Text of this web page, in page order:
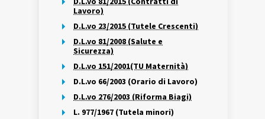
Lavoro)
D.L.vo 23/2015 (Tutele Crescenti)
D.L.vo 81/2008 (Salute e
Sicurezza)
D.L.vo 151/2001(TU Maternità)
D.L.vo 66/2003 (Orario di Lavoro)
D.L.vo 276/2003 (Riforma Biagi)
L. 977/1967 (Tutela minori)